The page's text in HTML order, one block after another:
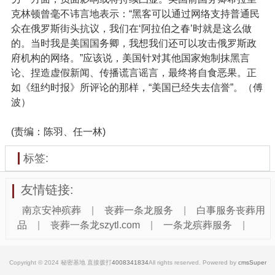
克林顿曾毫不讳言地表示：“黑客可以通过网络支持普通民
众在俄罗斯街头抗议，我们在‘阿拉伯之春’时就是这么做
的。当时我是美国国务卿，我想我们还可以攻击俄罗斯政
府机构的网络。”应该说，美国针对其他国家炮制抹黑言
论、捏造虚假新闻、传播谎言谣言，最终将自食恶果。正
如《纽约时报》所评论的那样，“美国已经失去信誉”。（傅
波）
(责编：陈羽、任一林)
标签:
友情链接:
南京安神殡葬 丧葬一条龙服务
白事服务丧葬用
品
丧葬一条龙szytl.com 一条龙殡葬服务
Copyright © 2024 秘密基地 直接拨打4008341834All rights reserved. Powered by cmsSuper